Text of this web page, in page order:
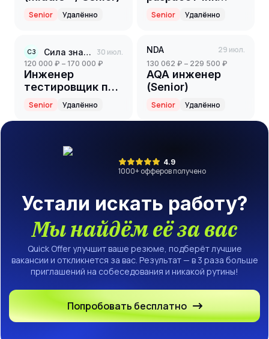
Senior Удалённо
Senior
Senior Удалённо
СЗ Сила знаний 30 июл.
120 000 ₽ – 170 000 ₽
Инженер
тестировщик по
нагрузочному
тестированию
Senior Удалённо
NDA 29 июл.
130 062 ₽ – 229 500 ₽
AQA инженер
(Senior)
Senior Удалённо
4.9
1000+ офферов получено
Устали искать работу?
Мы найдём её за вас
Quick Offer улучшит ваше резюме, подберёт лучшие
вакансии и откликнется за вас. Результат — в 3 раза больше
приглашений на собеседования и никакой рутины!
Попробовать бесплатно